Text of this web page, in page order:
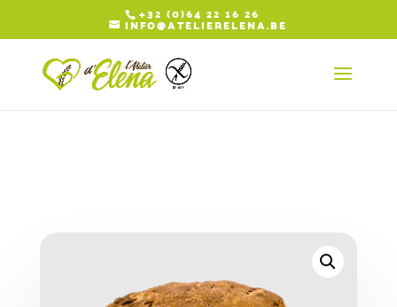
+32 (0)64 22 16 26
INFO@ATELIERELENA.BE